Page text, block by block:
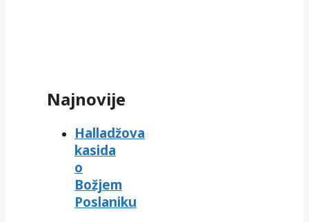
Najnovije
Halladžova
kasida
o
Božjem
Poslaniku